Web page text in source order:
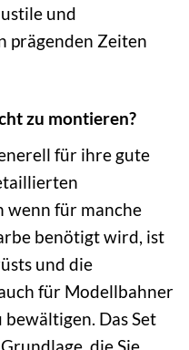
und
prägenden Zeiten
zu montieren?
für ihre gute
wenn für manche
benötigt wird, ist
und die
für Modellbahner
Das Set
die Sie